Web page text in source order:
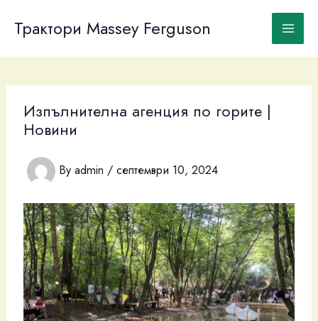
content
Трактори Massey Ferguson
Изпълнителна агенция по горите |
Новини
By admin / септември 10, 2024